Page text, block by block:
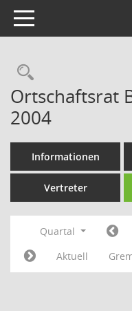
Toggle navigation
Ortschaftsrat
2004
Informationen
Vertreter
Quartal
Aktuell